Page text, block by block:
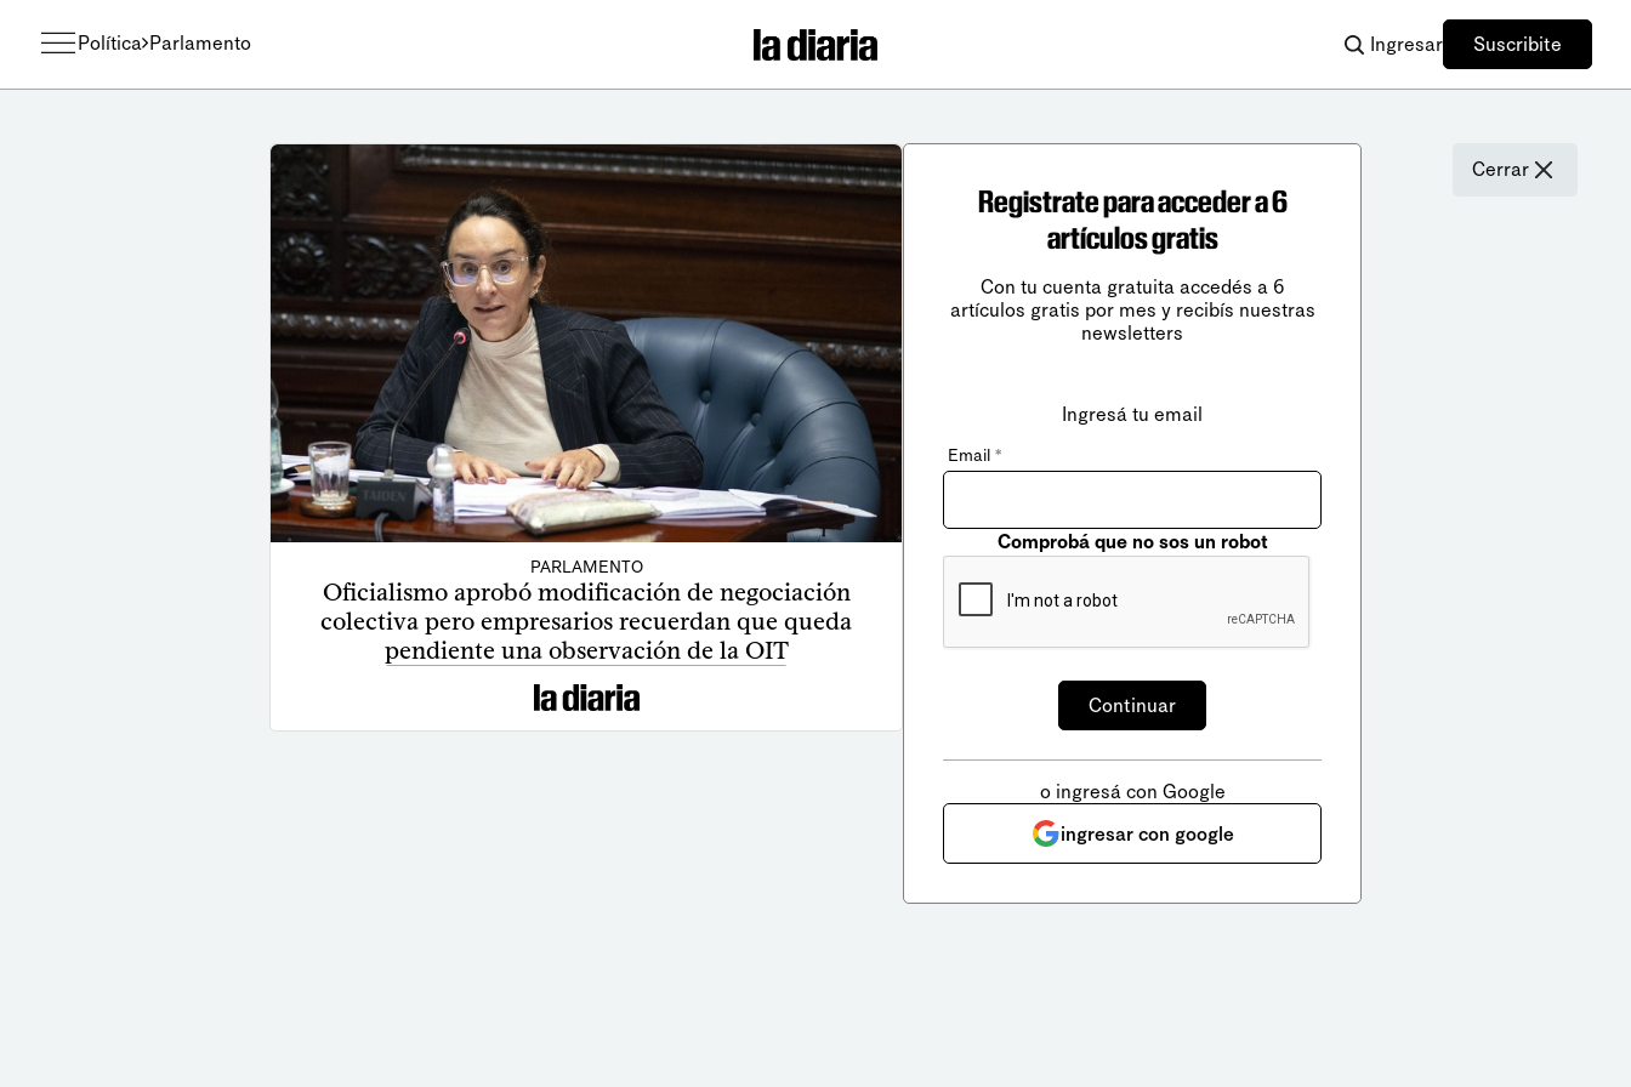
Política Parlamento Ingresar Suscribite
PARLAMENTO
Oficialismo aprobó modificación de negociación
colectiva pero empresarios recuerdan que queda
pendiente una observación de la OIT
Cerrar
Registrate para acceder a 6
artículos gratis
Con tu cuenta gratuita accedés a 6
artículos gratis por mes y recibís nuestras
newsletters
Ingresá tu email
Email *
Comprobá que no sos un robot
o ingresá con Google
ingresar con google